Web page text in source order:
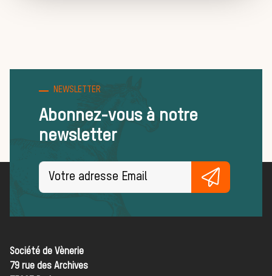
bonnes
pratiques
NEWSLETTER
Abonnez-vous à notre
newsletter
Société de Vènerie
79 rue des Archives